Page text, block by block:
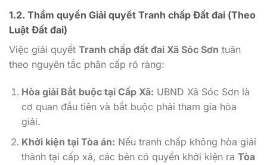
1.2. Thẩm quyền Giải quyết Tranh chấp Đất đai (Theo
Luật Đất đai)
Việc giải quyết Tranh chấp đất đai Xã Sóc Sơn tuân
theo nguyên tắc phân cấp rõ ràng:
Hòa giải Bắt buộc tại Cấp Xã: UBND Xã Sóc Sơn là
cơ quan đầu tiên và bắt buộc phải tham gia hòa
giải.
Khởi kiện tại Tòa án: Nếu tranh chấp không hòa giải
thành tại cấp xã, các bên có quyền khởi kiện ra Tòa